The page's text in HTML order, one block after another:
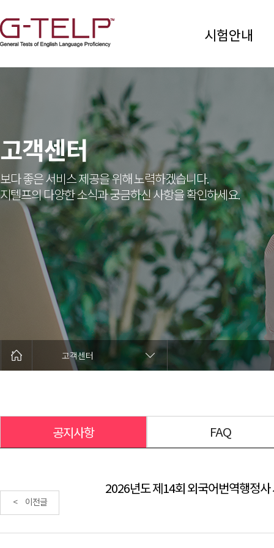
시험안내
고객센터
보다 좋은 서비스 제공을 위해 노력하겠습니다.
지텔프의 다양한 소식과 궁금하신 사항을 확인하세요.
고객센터
공지사항 FAQ
2026년도 제14회 외국어번역행정
< 이전글